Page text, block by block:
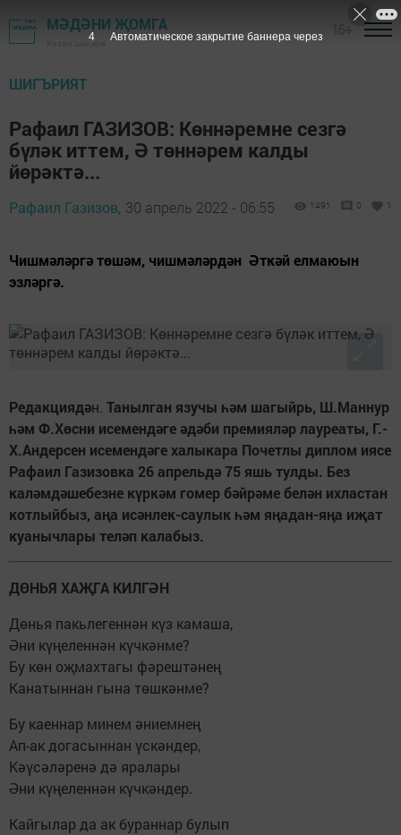
МӘДӘНИ ҖОМГА
Казан шәһәре
ШИГЪРИЯТ
Рафаил ГАЗИЗОВ: Көннәремне сезгә
бүләк иттем, Ә төннәрем калды
йөрәктә...
Рафаил Газизов, 30 апрель 2022 - 06:55 1491 0 1
Чишмәләргә төшәм, чишмәләрдән Әткәй елмаюын
эзләргә.
Редакциядән. Танылган язучы һәм шагыйрь, Ш.Маннур
һәм Ф.Хөсни исемендәге әдәби премияләр лауреаты, Г.-
Х.Андерсен исемендәге халыкара Почетлы диплом иясе
Рафаил Газизовка 26 апрельдә 75 яшь тулды. Без
каләмдәшебезне күркәм гомер бәйрәме белән ихластан
котлыйбыз, аңа исәнлек-саулык һәм яңадан-яңа иҗат
куанычлары теләп калабыз.
ДӨНЬЯ ХАҖГА КИЛГӘН
Дөнья пакьлегеннән күз камаша,
Әни күңеленнән күчкәнме?
Бу көн оҗмахтагы фәрештәнең
Канатыннан гына төшкәнме?
Бу каеннар минем әниемнең
Ап-ак догасыннан үскәндер,
Кәүсәләренә дә яралары
Әни күңеленнән күчкәндер.
Кайгылар да ак бураннар булып
3 Автоматическое закрытие баннера через